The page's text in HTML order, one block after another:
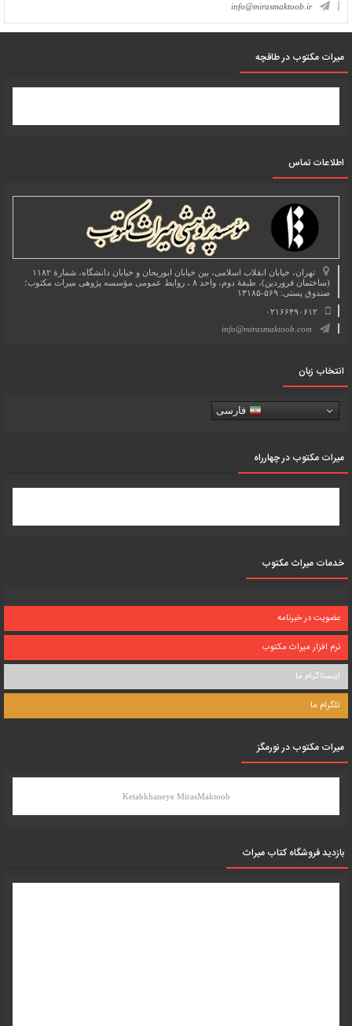
info@mirasmaktoob.ir
میرات مکتوب در طاقچه
اطلاعات تماس
تهران، خیابان انقلاب اسلامی، بین خیابان ابوریحان و خیابان دانشگاه، شمارۀ ۱۱۸۲
(ساختمان فروردین)، طبقۀ دوم، واحد ۸ ، روابط عمومی مؤسسه پژوهی میراث مکتوب؛
صندوق پستی: ۵۶۹-۱۳۱۸۵
۰۲۱۶۶۴۹۰۶۱۲
info@mirasmaktoob.com
انتخاب زبان
فارسی
میرات مکتوب در چهارراه
خدمات میراث مکتوب
عضویت در خبرنامه
نرم افزار میراث مکتوب
اینستاگرام ما
تلگرام ما
میرات مکتوب در نورمگز
Ketabkhaneye MirasMaktoob
بازدید فروشگاه کتاب میراث